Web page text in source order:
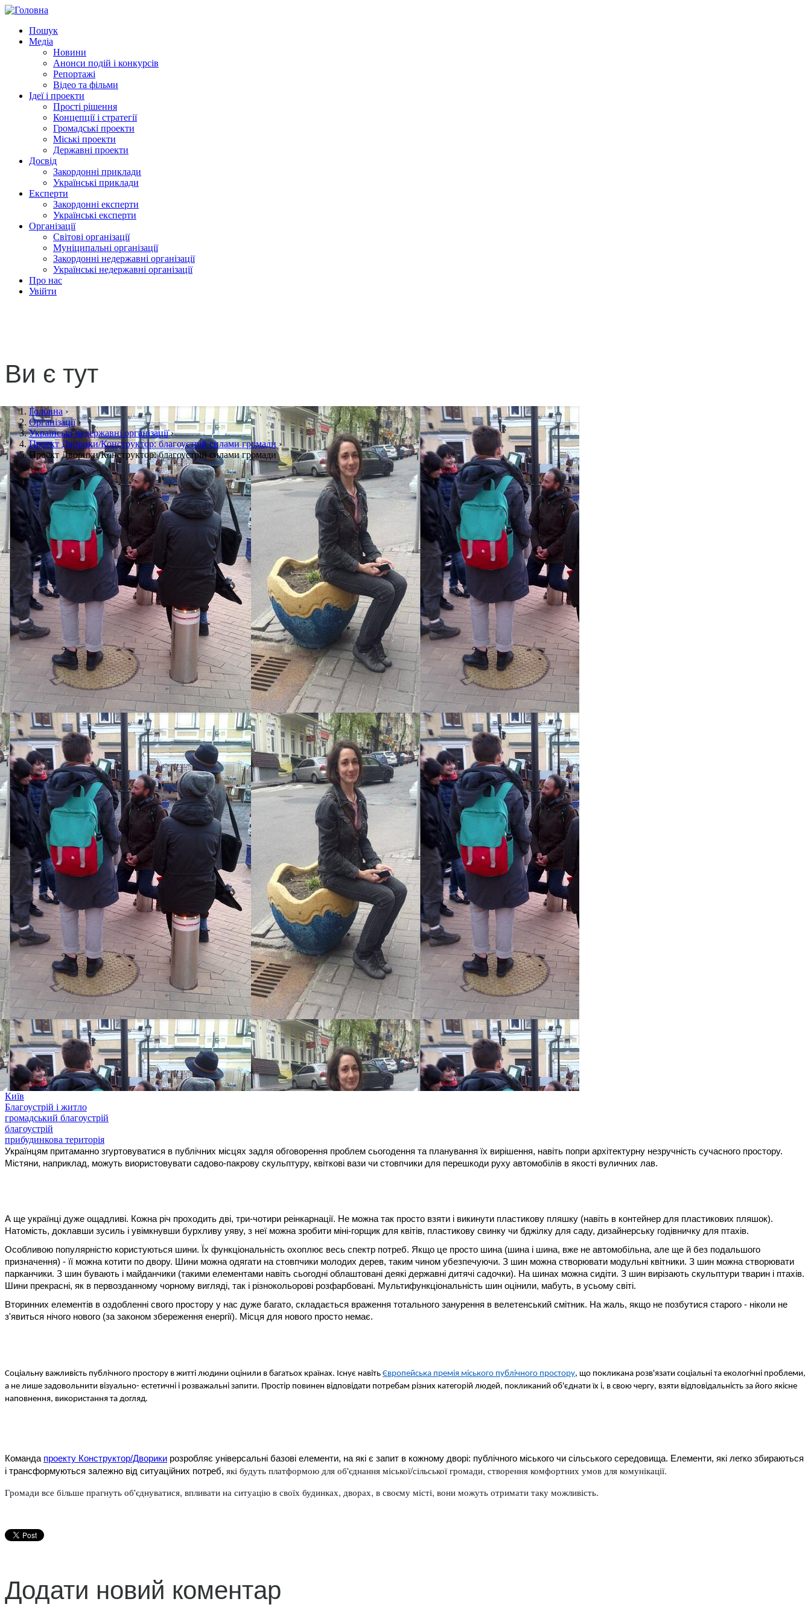
Пошук
Медіа
Новини
Анонси подій і конкурсів
Репортажі
Відео та фільми
Ідеї і проекти
Прості рішення
Концепції і стратегії
Громадські проекти
Міські проекти
Державні проекти
Досвід
Закордонні приклади
Українські приклади
Експерти
Закордонні експерти
Українські експерти
Організації
Світові організації
Муніципальні організації
Закордонні недержавні організації
Українські недержавні організації
Про нас
Увійти
Ви є тут
Головна ›
Організації›
Українські недержавні організації›
Проект Дворики/Конструктор: благоустрій силами громади ›
Проект Дворики/Конструктор: благоустрій силами громади
Київ
Благоустрій і житло
громадський благоустрій
благоустрій
прибудинкова територія
Українцям притаманно згуртовуватися в публічних місцях задля обговорення проблем сьогодення та планування їх вирішення, навіть попри архітектурну незручність сучасного простору.
Містяни, наприклад, можуть виористовувати садово-пакрову скульптуру, квіткові вази чи стовпчики для перешкоди руху автомобілів в якості вуличних лав.
А ще українці дуже ощадливі. Кожна річ проходить дві, три-чотири реінкарнації. Не можна так просто взяти і викинути пластикову пляшку (навіть в контейнер для пластикових пляшок).
Натомість, доклавши зусиль і увімкнувши бурхливу уяву, з неї можна зробити міні-горщик для квітів, пластикову свинку чи бджілку для саду, дизайнерську годівничку для птахів.
Особливою популярністю користуються шини. Їх функціональність охоплює весь спектр потреб. Якщо це просто шина (шина і шина, вже не автомобільна, але ще й без подальшого
призначення) - її можна котити по двору. Шини можна одягати на стовпчики молодих дерев, таким чином убезпечуючи. З шин можна створювати модульні квітники. З шин можна створювати
парканчики. З шин бувають і майданчики (такими елементами навіть сьогодні облаштовані деякі державні дитячі садочки). На шинах можна сидіти. З шин вирізають скульптури тварин і птахів.
Шини прекрасні, як в первозданному чорному вигляді, так і різнокольорові розфарбовані. Мультифункціональність шин оцінили, мабуть, в усьому світі.
Вторинних елементів в оздобленні свого простору у нас дуже багато, складається враження тотального занурення в велетенський смітник. На жаль, якщо не позбутися старого - ніколи не
з'явиться нічого нового (за законом збереження енергії). Місця для нового просто немає.
Соціальну важливість публічного простору в житті людини оцінили в багатьох країнах. Існує навіть Європейська премія міського публічного простору, що покликана розв'язати соціальні та екологічні проблеми,
а не лише задовольнити візуально- естетичні і розважальні запити. Простір повинен відповідати потребам різних категорій людей, покликаний об'єднати їх і, в свою чергу, взяти відповідальність за його якісне
наповнення, використання та догляд.
Команда проекту Конструктор/Дворики розробляє універсальні базові елементи, на які є запит в кожному дворі: публічного міського чи сільського середовища. Елементи, які легко збираються
і трансформуються залежно від ситуаційних потреб, які будуть платформою для об'єднання міської/сільської громади, створення комфортних умов для комунікації.
Громади все більше прагнуть об'єднуватися, впливати на ситуацію в своїх будинках, дворах, в своєму місті, вони можуть отримати таку можливість.
Додати новий коментар